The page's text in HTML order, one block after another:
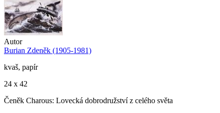
Autor
Burian Zdeněk (1905-1981)
kvaš, papír
24 x 42
Čeněk Charous: Lovecká dobrodružství z celého světa